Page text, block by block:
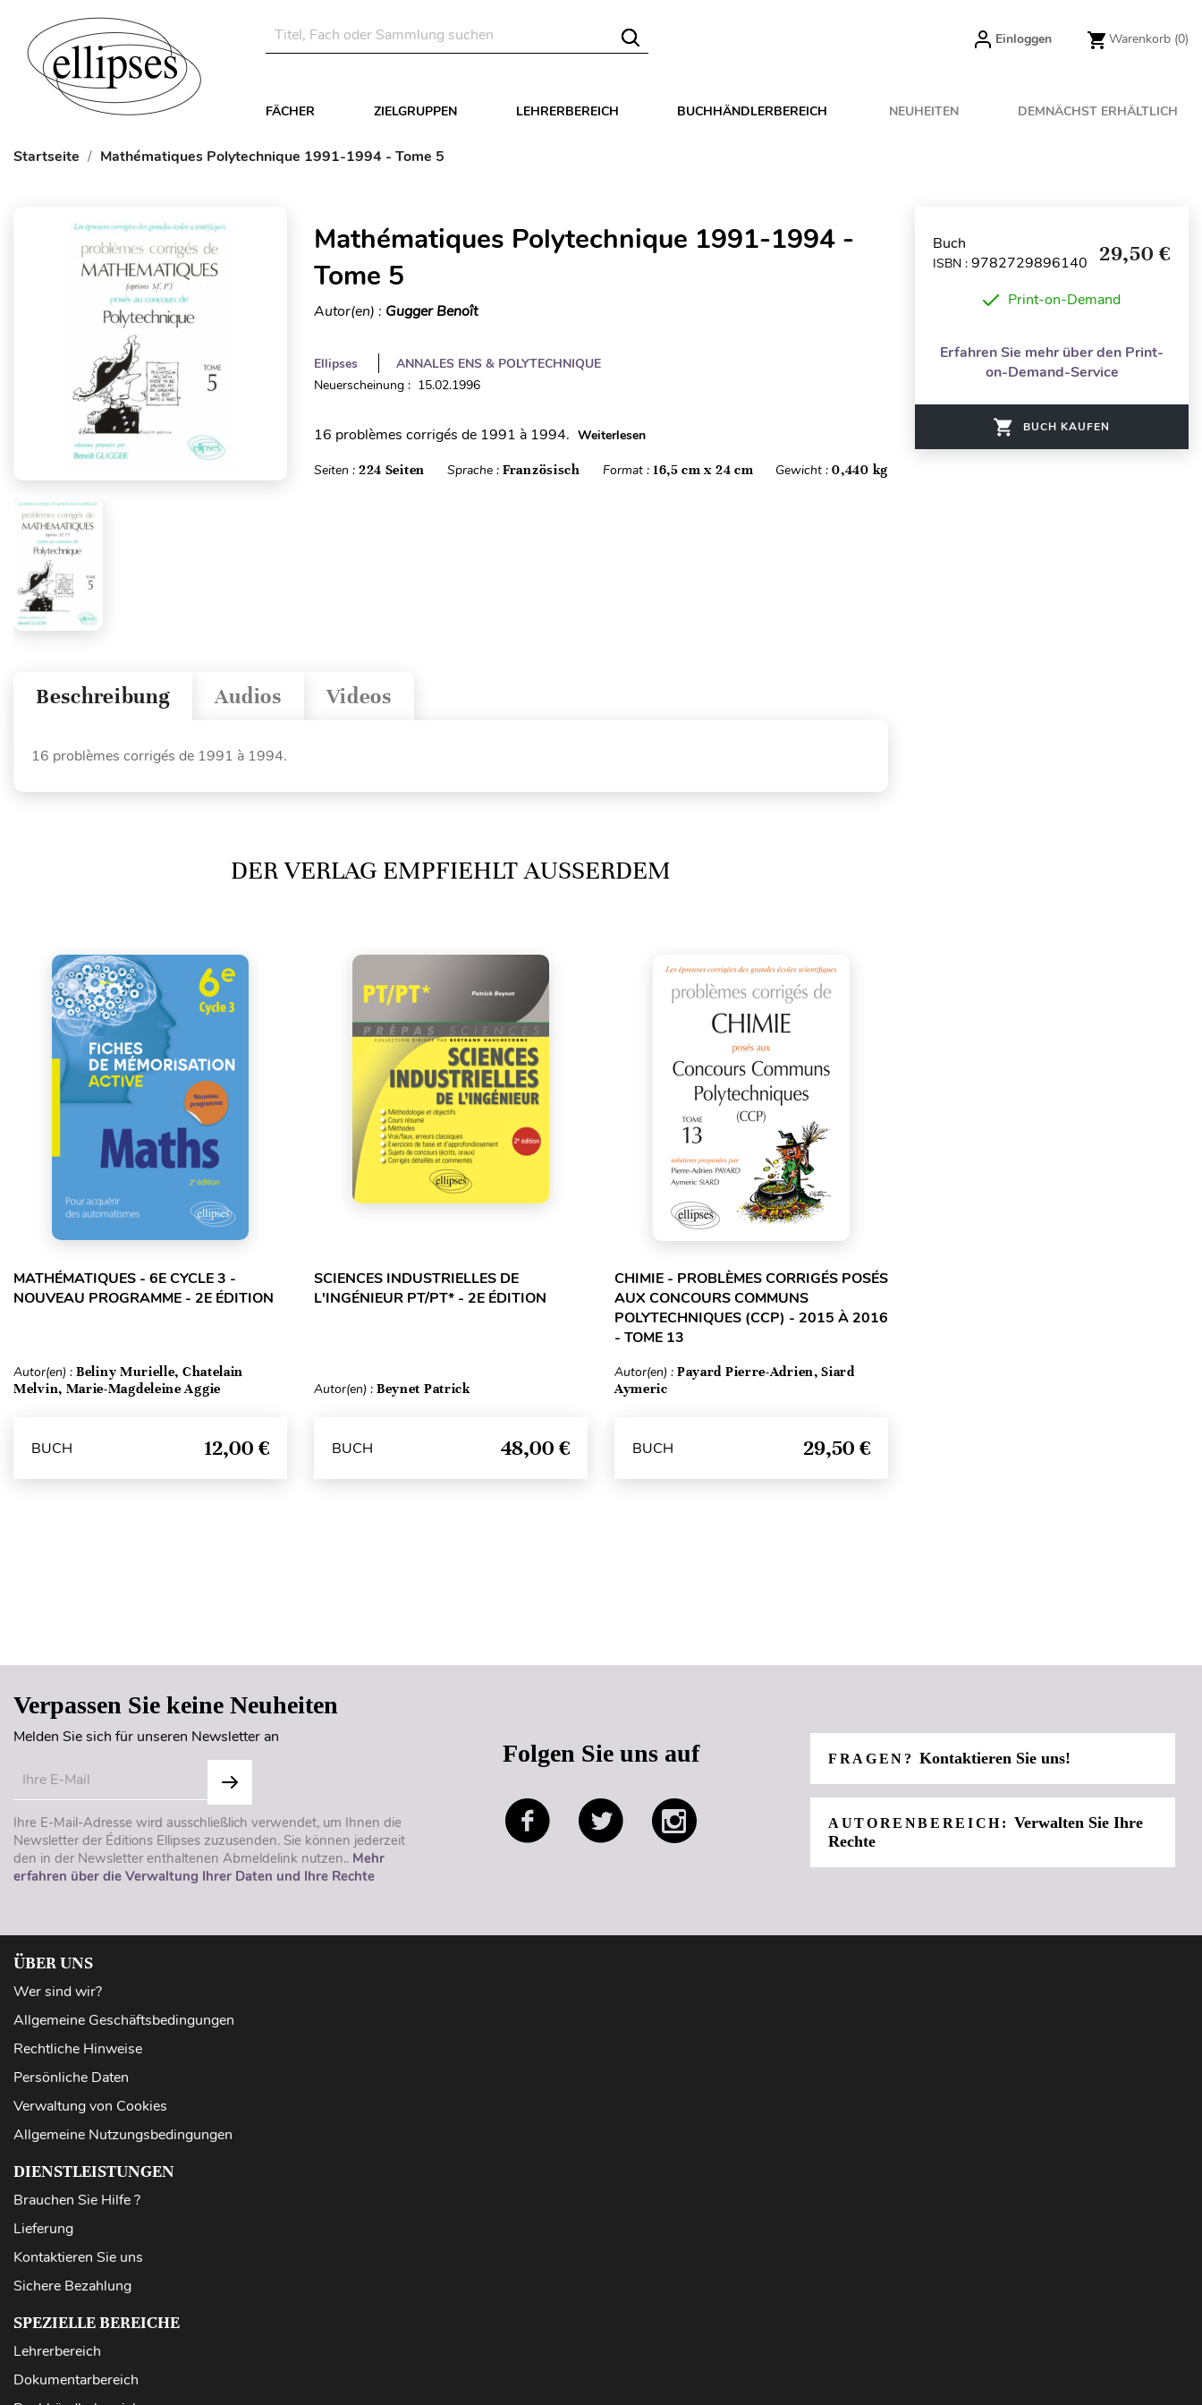
Einloggen Warenkorb (0)
FÄCHER ZIELGRUPPEN LEHRERBEREICH BUCHHÄNDLERBEREICH NEUHEITEN DEMNÄCHST ERHÄLTLICH
Startseite Mathématiques Polytechnique 1991-1994 - Tome 5
Mathématiques Polytechnique 1991-1994 -
Tome 5
Autor(en) : Gugger Benoît
Ellipses
ANNALES ENS & POLYTECHNIQUE
Neuerscheinung : 15.02.1996
16 problèmes corrigés de 1991 à 1994. Weiterlesen
Seiten : 224 Seiten Sprache :Französisch Format : 16,5 cm x 24 cm Gewicht :0,440 kg
Videos
Audios
Beschreibung
16 problèmes corrigés de 1991 à 1994.
DER VERLAG EMPFIEHLT AUSSERDEM
MATHÉMATIQUES - 6E CYCLE 3 -
NOUVEAU PROGRAMME - 2E ÉDITION
Autor(en) : Beliny Murielle, Chatelain
Melvin, Marie-Magdeleine Aggie
BUCH 12,00 €
SCIENCES INDUSTRIELLES DE
L'INGÉNIEUR PT/PT* - 2E ÉDITION
Autor(en) : Beynet Patrick
BUCH 48,00 €
CHIMIE - PROBLÈMES CORRIGÉS POSÉS
AUX CONCOURS COMMUNS
POLYTECHNIQUES (CCP) - 2015 À 2016
- TOME 13
Autor(en) : Payard Pierre-Adrien, Siard
Aymeric
BUCH 29,50 €
Buch
ISBN : 9782729896140 29,50 €
Print-on-Demand
Erfahren Sie mehr über den Print-
on-Demand-Service
BUCH KAUFEN
Verpassen Sie keine Neuheiten
Melden Sie sich für unseren Newsletter an
Ihre E-Mail-Adresse wird ausschließlich verwendet, um Ihnen die
Newsletter der Éditions Ellipses zuzusenden. Sie können jederzeit
den in der Newsletter enthaltenen Abmeldelink nutzen.. Mehr
erfahren über die Verwaltung Ihrer Daten und Ihre Rechte
Folgen Sie uns auf FRAGEN?Kontaktieren Sie uns!
AUTORENBEREICH:Verwalten Sie Ihre
Rechte
ÜBER UNS
Wer sind wir?
Allgemeine Geschäftsbedingungen
Rechtliche Hinweise
Persönliche Daten
Verwaltung von Cookies
Allgemeine Nutzungsbedingungen
DIENSTLEISTUNGEN
Brauchen Sie Hilfe ?
Lieferung
Kontaktieren Sie uns
Sichere Bezahlung
SPEZIELLE BEREICHE
Lehrerbereich
Dokumentarbereich